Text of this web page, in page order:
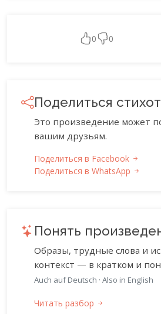
0 0
Поделиться
Это произведение может
вашим друзьям.
Поделиться в Facebook
Поделиться в WhatsApp
Понять
Образы, трудные слова и
контекст — в кратком и
Auch auf Deutsch · Also in English
Читать разбор